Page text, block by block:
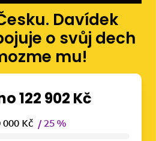
Davídek
o svůj dech
mu!
122 902 Kč
Kč / 25 %